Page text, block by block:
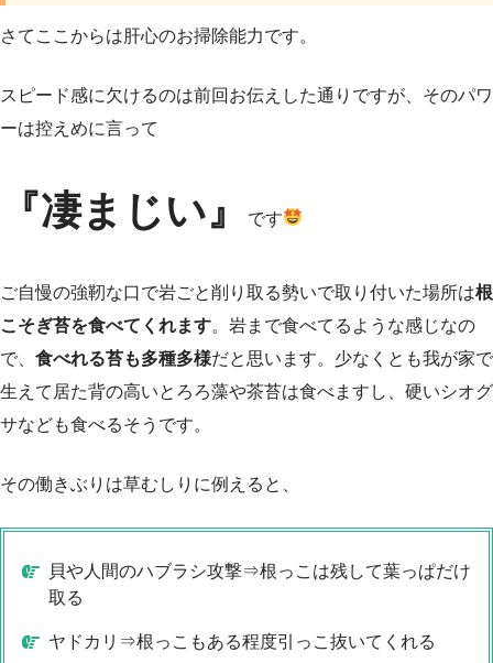
さてここからは肝心のお掃除能力です。
スピード感に欠けるのは前回お伝えした通りですが、そのパワ
ーは控えめに言って
『凄まじい』 です
ご自慢の強靭な口で岩ごと削り取る勢いで取り付いた場所は根
こそぎ苔を食べてくれます。岩まで食べてるような感じなの
で、 食べれる苔も多種多様だと思います。少なくとも我が家で
生えて居た背の高いとろろ藻や茶苔は食べますし、硬いシオグ
サなども食べるそうです。
その働きぶりは草むしりに例えると、
貝や人間のハブラシ攻撃⇒根っこは残して葉っぱだけ
取る
ヤドカリ⇒根っこもある程度引っこ抜いてくれる